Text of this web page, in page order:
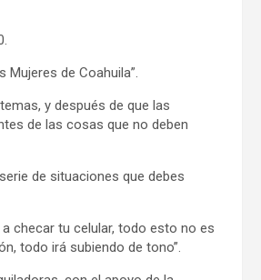
de Coahuila”.
y después de que las
de las cosas que no deben
de situaciones que debes
a checar tu celular, todo esto no es
todo irá subiendo de tono”.